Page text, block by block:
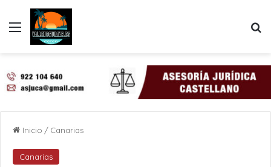
Menú
Inicio / Canarias
Canarias